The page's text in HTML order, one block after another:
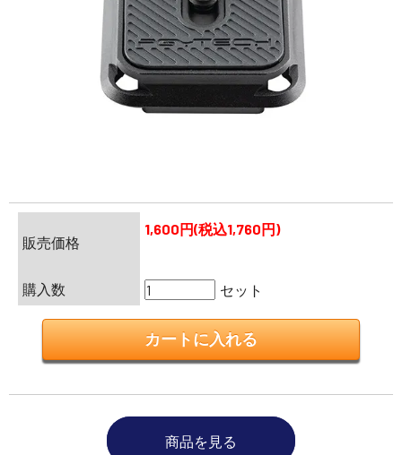
販売価格
1,600円(税込1,760円)
購入数 セット
商品を見る